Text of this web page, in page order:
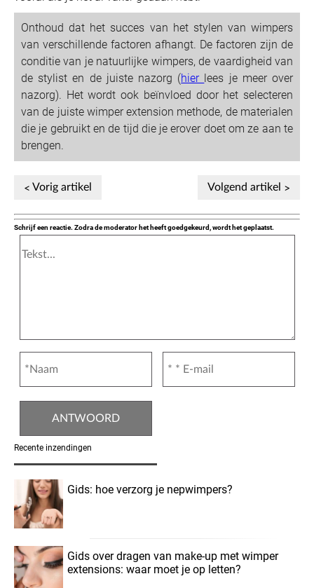
Onthoud dat het succes van het stylen van wimpers
van verschillende factoren afhangt. De factoren zijn de
conditie van je natuurlijke wimpers, de vaardigheid van
de stylist en de juiste nazorg (hier lees je meer over
nazorg). Het wordt ook beïnvloed door het selecteren
van de juiste wimper extension methode, de materialen
die je gebruikt en de tijd die je erover doet om ze aan te
brengen.
Vorig artikel Volgend artikel
Schrijf een reactie. Zodra de moderator het heeft goedgekeurd, wordt het geplaatst.
Recente inzendingen
Gids: hoe verzorg je nepwimpers?
Gids over dragen van make-up met wimper
extensions: waar moet je op letten?